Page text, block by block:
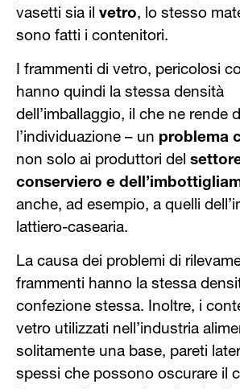
vasetti sia il vetro, lo stesso
sono fatti i contenitori.
I frammenti di vetro, pericolosi
hanno quindi la stessa densità
dell’imballaggio, il che ne rende
l’individuazione – un problema
non solo ai produttori del
conserviero e
anche, ad esempio, a quelli
lattiero-casearia.
La causa dei problemi di
frammenti hanno la stessa
confezione stessa. Inoltre, i
vetro utilizzati nell’industria
solitamente una base, pareti
spessi che possono oscurare il